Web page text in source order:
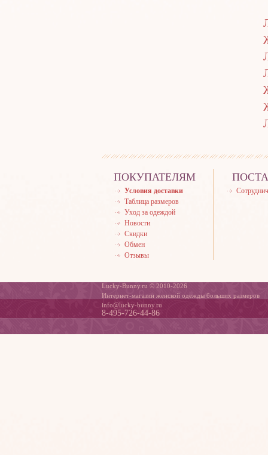
ПОКУПАТЕЛЯМ
Условия доставки
Таблица размеров
Уход за одеждой
Новости
Скидки
Обмен
Отзывы
Lucky-Bunny.ru © 2010-2026
Интернет-магазин женской одежды больших размеров
info@lucky-bunny.ru
8-495-726-44-86